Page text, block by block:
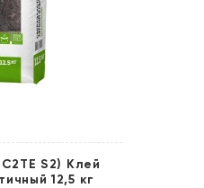
S2) Клей
12,5 кг